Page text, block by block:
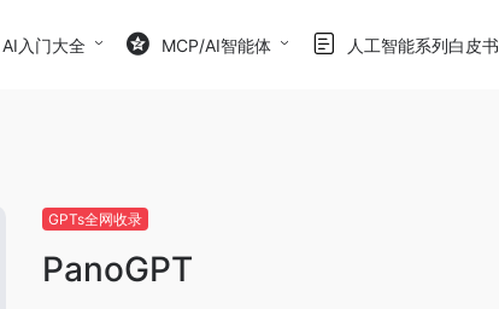
AI入门大全 MCP/AI智能体 人工智能系列白皮书
GPTs全网收录
PanoGPT